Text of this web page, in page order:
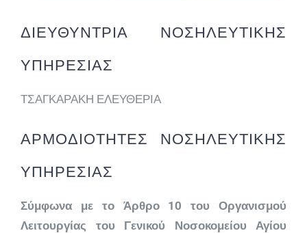
ΔΙΕΥΘΥΝΤΡΙΑ ΝΟΣΗΛΕΥΤΙΚΗΣ
ΥΠΗΡΕΣΙΑΣ
ΤΣΑΓΚΑΡΑΚΗ ΕΛΕΥΘΕΡΙΑ
ΑΡΜΟΔΙΟΤΗΤΕΣ ΝΟΣΗΛΕΥΤΙΚΗΣ
ΥΠΗΡΕΣΙΑΣ
Σύμφωνα με το Άρθρο 10 του Οργανισμού
Λειτουργίας του Γενικού Νοσοκομείου Αγίου